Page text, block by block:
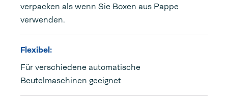
verpacken als wenn Sie Boxen aus Pappe
verwenden.
Flexibel:
Für verschiedene automatische
Beutelmaschinen geeignet